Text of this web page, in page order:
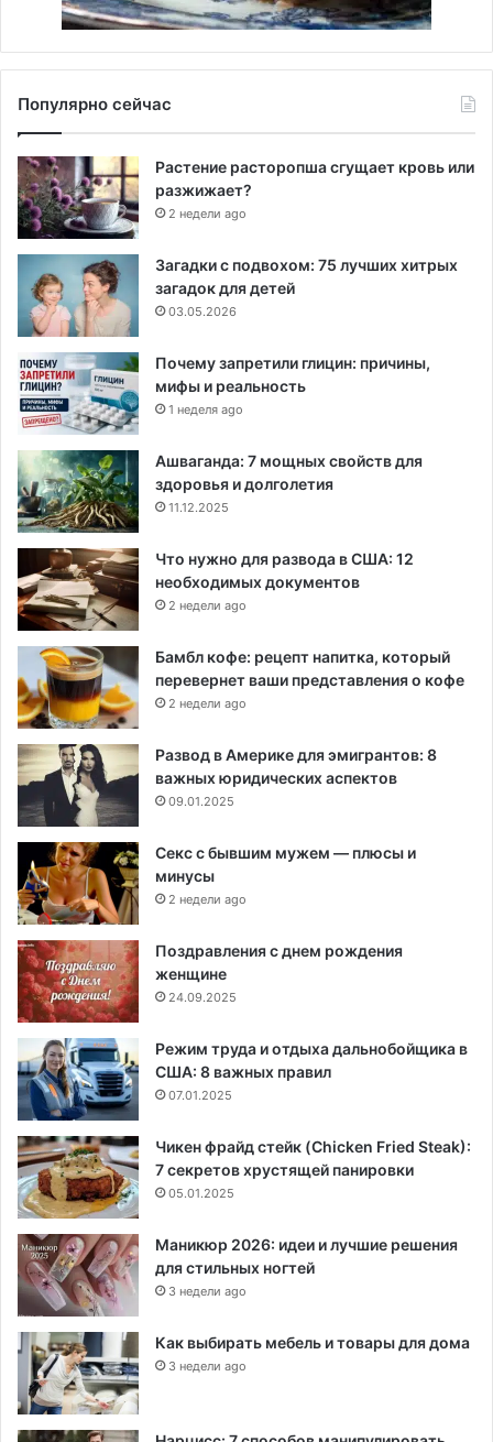
Популярно сейчас
Растение расторопша сгущает кровь или
разжижает?
2 недели ago
Загадки с подвохом: 75 лучших хитрых
загадок для детей
03.05.2026
Почему запретили глицин: причины,
мифы и реальность
1 неделя ago
Ашваганда: 7 мощных свойств для
здоровья и долголетия
11.12.2025
Что нужно для развода в США: 12
необходимых документов
2 недели ago
Бамбл кофе: рецепт напитка, который
перевернет ваши представления о кофе
2 недели ago
Развод в Америке для эмигрантов: 8
важных юридических аспектов
09.01.2025
Секс с бывшим мужем — плюсы и
минусы
2 недели ago
Поздравления с днем рождения
женщине
24.09.2025
Режим труда и отдыха дальнобойщика в
США: 8 важных правил
07.01.2025
Чикен фрайд стейк (Chicken Fried Steak):
7 секретов хрустящей панировки
05.01.2025
Маникюр 2026: идеи и лучшие решения
для стильных ногтей
3 недели ago
Как выбирать мебель и товары для дома
3 недели ago